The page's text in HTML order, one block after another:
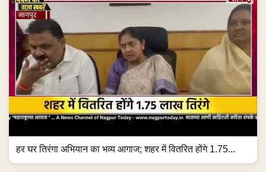
हर घर तिरंगा अभियान का भव्य आगाज; शहर में वितरित होंगे 1.75...